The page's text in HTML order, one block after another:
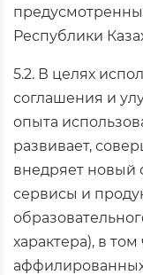
Республики
5.2. В целях
соглашения и
опыта
развивает,
внедряет новый
сервисы и
характера), в